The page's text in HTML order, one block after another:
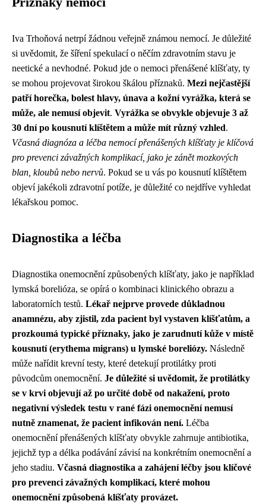
Iva Trhoňová netrpí žádnou veřejně známou nemocí. Je důležité
si uvědomit, že šíření spekulací o něčím zdravotním stavu je
neetické a nevhodné. Pokud jde o nemoci přenášené klíšťaty, ty
se mohou projevovat širokou škálou příznaků. Mezi nejčastější
patří horečka, bolest hlavy, únava a kožní vyrážka, která se
může, ale nemusí objevit. Vyrážka se obvykle objevuje 3 až
30 dní po kousnutí klíštětem a může mít různý vzhled.
Včasná diagnóza a léčba nemocí přenášených klíšťaty je klíčová
pro prevenci závažných komplikací, jako je zánět mozkových
blan, kloubů nebo nervů. Pokud se u vás po kousnutí klíštětem
objeví jakékoli zdravotní potíže, je důležité co nejdříve vyhledat
lékařskou pomoc.
Diagnostika a léčba
Diagnostika onemocnění způsobených klíšťaty, jako je například
lymská borelióza, se opírá o kombinaci klinického obrazu a
laboratorních testů. Lékař nejprve provede důkladnou
anamnézu, aby zjistil, zda pacient byl vystaven klíšťatům, a
prozkoumá typické příznaky, jako je zarudnutí kůže v místě
kousnutí (erythema migrans) u lymské boreliózy. Následně
může nařídit krevní testy, které detekují protilátky proti
původcům onemocnění. Je důležité si uvědomit, že protilátky
se v krvi objevují až po určité době od nakažení, proto
negativní výsledek testu v rané fázi onemocnění nemusí
nutně znamenat, že pacient infikován není. Léčba
onemocnění přenášených klíšťaty obvykle zahrnuje antibiotika,
jejichž typ a délka podávání závisí na konkrétním onemocnění a
jeho stadiu. Včasná diagnostika a zahájení léčby jsou klíčové
pro prevenci závažných komplikací, které mohou
onemocnění způsobená klíšťaty provázet.